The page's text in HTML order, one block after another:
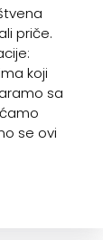
priče.
koji
sa
se ovi